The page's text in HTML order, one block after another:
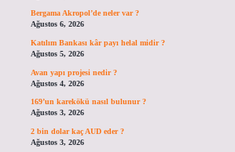
Bergama Akropol’de neler var ?
Ağustos 6, 2026
Katılım Bankası kâr payı helal midir ?
Ağustos 5, 2026
Avan yapı projesi nedir ?
Ağustos 4, 2026
169’un karekökü nasıl bulunur ?
Ağustos 3, 2026
2 bin dolar kaç AUD eder ?
Ağustos 3, 2026